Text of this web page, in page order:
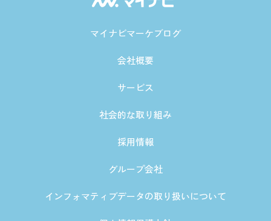
マイナビマーケブログ
会社概要
サービス
社会的な取り組み
採用情報
グループ会社
インフォマティブデータの取り扱いについて